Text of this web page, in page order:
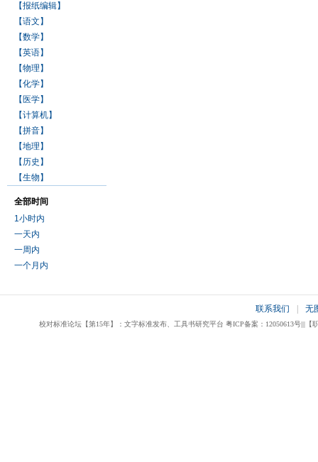
【报纸编辑】
【语文】
【数学】
【英语】
【物理】
【化学】
【医学】
【计算机】
【拼音】
【地理】
【历史】
【生物】
全部时间
1小时内
一天内
一周内
一个月内
联系我们 无
校对标准论坛【第15年】：文字标准发布、工具书研究平台 粤ICP备案：12050613号|||【